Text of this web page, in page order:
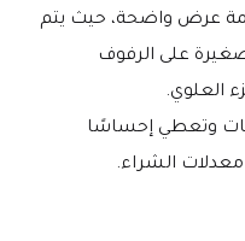
العلوي.
الشراء.